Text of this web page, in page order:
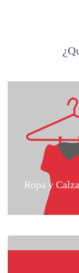
Ropa y